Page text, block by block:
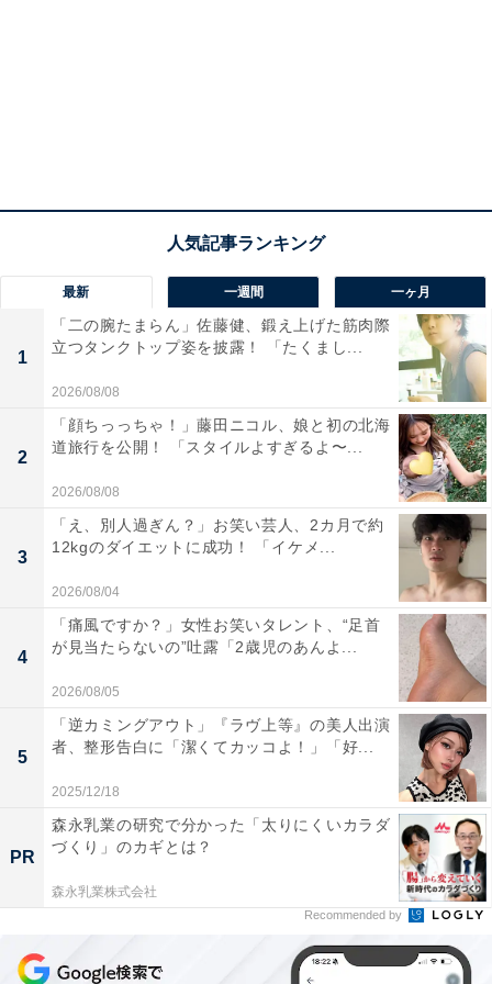
最新 一週間 一ヶ月
1
「二の腕たまらん」佐藤健、鍛え上げた筋肉際
立つタンクトップ姿を披露！ 「たくまし...
2026/08/08
2
「顔ちっっちゃ！」藤田ニコル、娘と初の北海
道旅行を公開！ 「スタイルよすぎるよ〜...
2026/08/08
3
「え、別人過ぎん？」お笑い芸人、2カ月で約
12kgのダイエットに成功！ 「イケメ...
2026/08/04
4
「痛風ですか？」女性お笑いタレント、“足首
が見当たらないの”吐露「2歳児のあんよ...
2026/08/05
5
「逆カミングアウト」『ラヴ上等』の美人出演
者、整形告白に「潔くてカッコよ！」「好...
2025/12/18
PR
森永乳業の研究で分かった「太りにくいカラダ
づくり」のカギとは？
森永乳業株式会社
Recommended by